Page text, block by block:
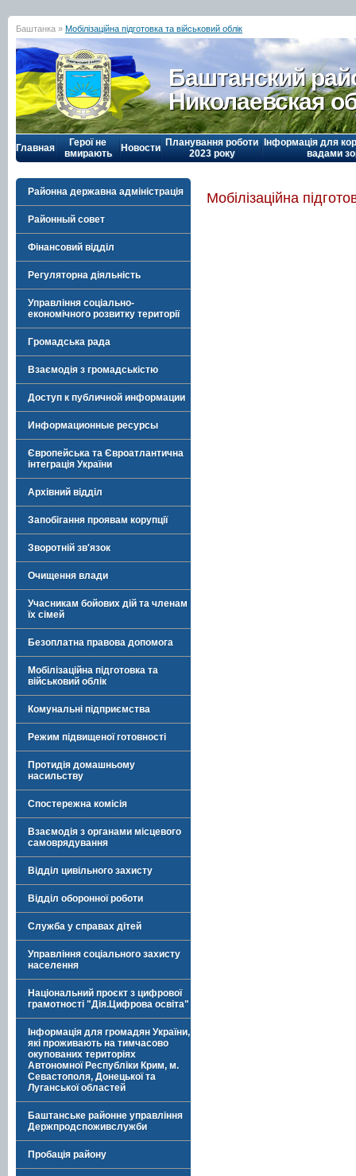
Баштанка » Мобілізаційна підготовка та військовий облік
Баштанский
Николаевская
Главная
Герої не
вмирають
Новости Планування роботи
2023 року
Інформація для
вадами
Районна державна адміністрація
Районный совет
Фінансовий відділ
Регуляторна діяльність
Управління соціально-
економічного розвитку території
Громадська рада
Взаємодія з громадськістю
Доступ к публичной информации
Информационные ресурсы
Європейська та Євроатлантична
інтеграція України
Архівний відділ
Запобігання проявам корупції
Зворотній зв'язок
Очищення влади
Учасникам бойових дій та членам
їх сімей
Безоплатна правова допомога
Мобілізаційна підготовка та
військовий облік
Комунальні підприємства
Режим підвищеної готовності
Протидія домашньому
насильству
Спостережна комісія
Взаємодія з органами місцевого
самоврядування
Відділ цивільного захисту
Відділ оборонної роботи
Служба у справах дітей
Управління соціального захисту
населення
Національний проєкт з цифрової
грамотності "Дія.Цифрова освіта"
Інформація для громадян України,
які проживають на тимчасово
окупованих територіях
Автономної Республіки Крим, м.
Севастополя, Донецької та
Луганської областей
Баштанське районне управління
Держпродспоживслужби
Пробація району
Мобілізаційна